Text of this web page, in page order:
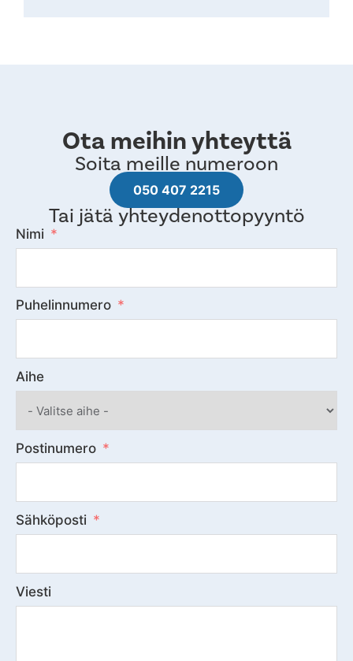
Ota meihin yhteyttä
Soita meille numeroon
050 407 2215
Tai jätä yhteydenottopyyntö
Nimi
Puhelinnumero
Aihe
Postinumero
Sähköposti
Viesti